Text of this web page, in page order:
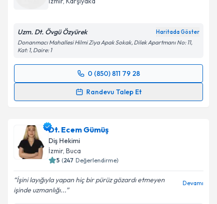
Uzm. Dt. Övgü Özyürek Haritada Göster
Donanmacı Mahallesi Hilmi Ziya Apak Sokak, Dilek Apartmanı No: 11,
Kat: 1, Daire: 1
0 (850) 811 79 28
Randevu Talep Et
Randevu Takvimi Talebi
takvim hazırlandığında e-posta ile bilgilendireceğiz.
E-posta Adresiniz
Kişisel verilerimin işlenmesine ilişkin
Dt. Ecem Gümüş
Diş Hekimi
İzmir, Buca
5 (247 Değerlendirme)
İşini layığıyla yapan hiç bir pürüz gözardı etmeyen
işinde uzmanlığı...
Devamı